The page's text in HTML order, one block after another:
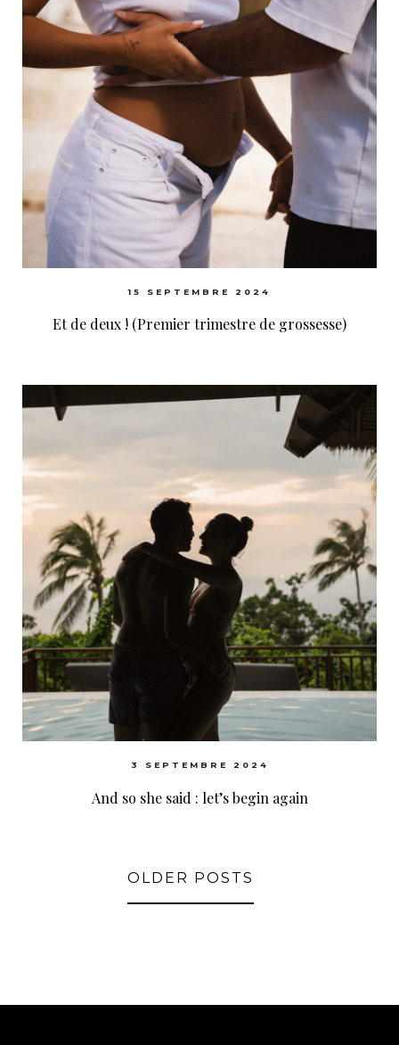
15 SEPTEMBRE 2024
Et de deux ! (Premier trimestre de grossesse)
3 SEPTEMBRE 2024
And so she said : let’s begin again
OLDER POSTS